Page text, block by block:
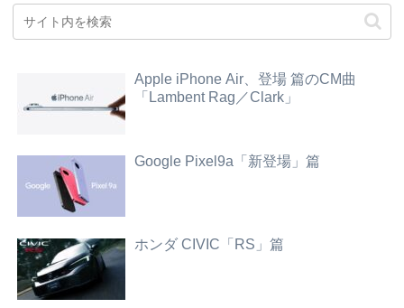
Apple iPhone Air、登場 篇のCM曲
「Lambent Rag／Clark」
Google Pixel9a「新登場」篇
ホンダ CIVIC「RS」篇